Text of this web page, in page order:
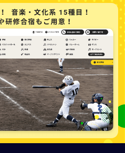
大阪営業所
吹奏楽